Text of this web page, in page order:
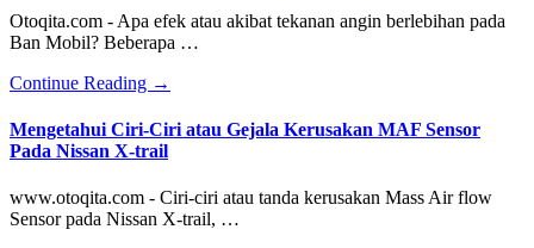
dan
Kenapa
ECU
di
Reset?
Otoqita.com - Apa efek atau akibat tekanan angin berlebihan pada
Ban Mobil? Beberapa …
Continue Reading about
Kelebihan
Tekanan
Ban
Mobil
→
Mengetahui Ciri-Ciri atau Gejala Kerusakan MAF Sensor
Pada Nissan X-trail
www.otoqita.com - Ciri-ciri atau tanda kerusakan Mass Air flow
Sensor pada Nissan X-trail, …